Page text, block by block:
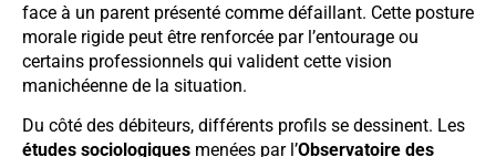
face à un parent présenté comme défaillant. Cette posture
morale rigide peut être renforcée par l’entourage ou
certains professionnels qui valident cette vision
manichéenne de la situation.
Du côté des débiteurs, différents profils se dessinent. Les
études sociologiques menées par l’Observatoire des